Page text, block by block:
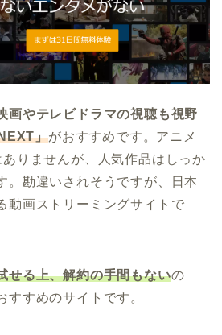
画やテレビドラマの視聴も視野
」がおすすめです。アニメ
りませんが、人気作品はしっか
。勘違いされそうですが、日本
動画ストリーミングサイトで
せる上、解約の手間もないの
すすめのサイトです。